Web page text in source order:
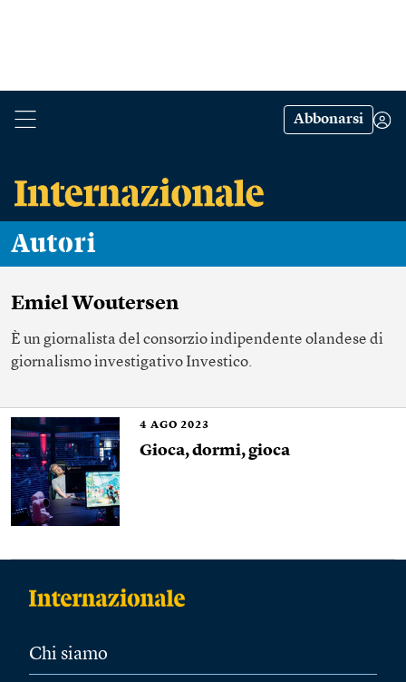
Abbonarsi
Autori
Emiel Woutersen
È un giornalista del consorzio indipendente olandese di
giornalismo investigativo Investico.
4 AGO 2023
Gioca, dormi, gioca
Chi siamo